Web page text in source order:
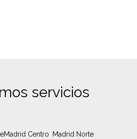
servicios
Madrid Centro Madrid Norte